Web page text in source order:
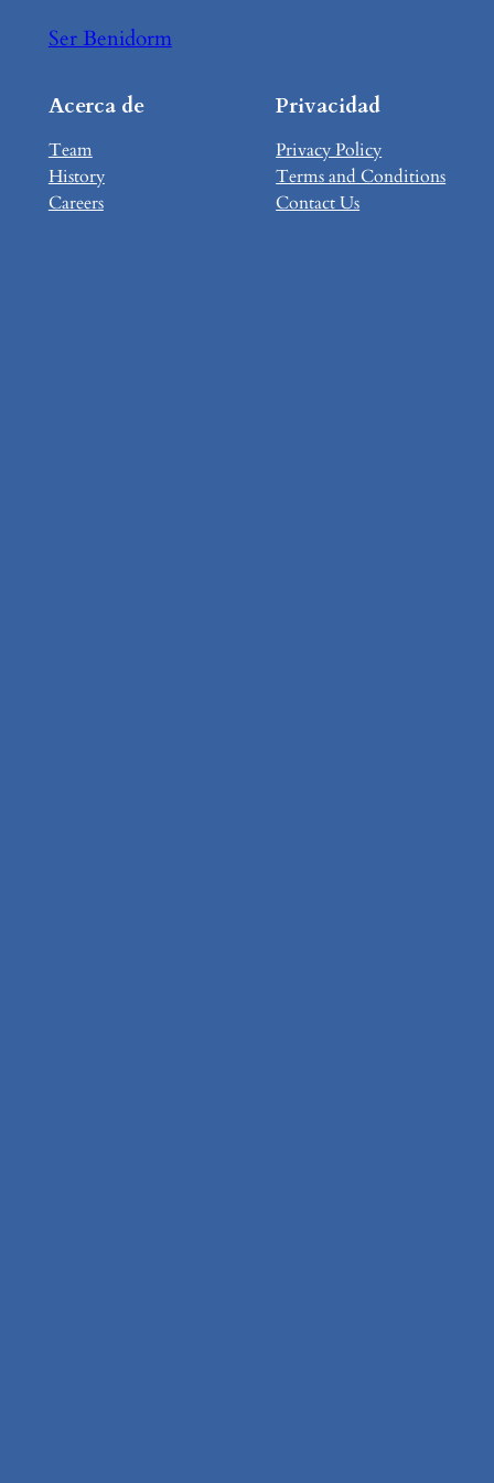
Ser Benidorm
Acerca de
Team
History
Careers
Privacidad
Privacy Policy
Terms and Conditions
Contact Us